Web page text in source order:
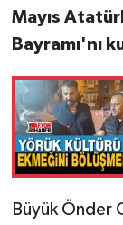
Mayıs
Bayramı'nı
Büyük Önder